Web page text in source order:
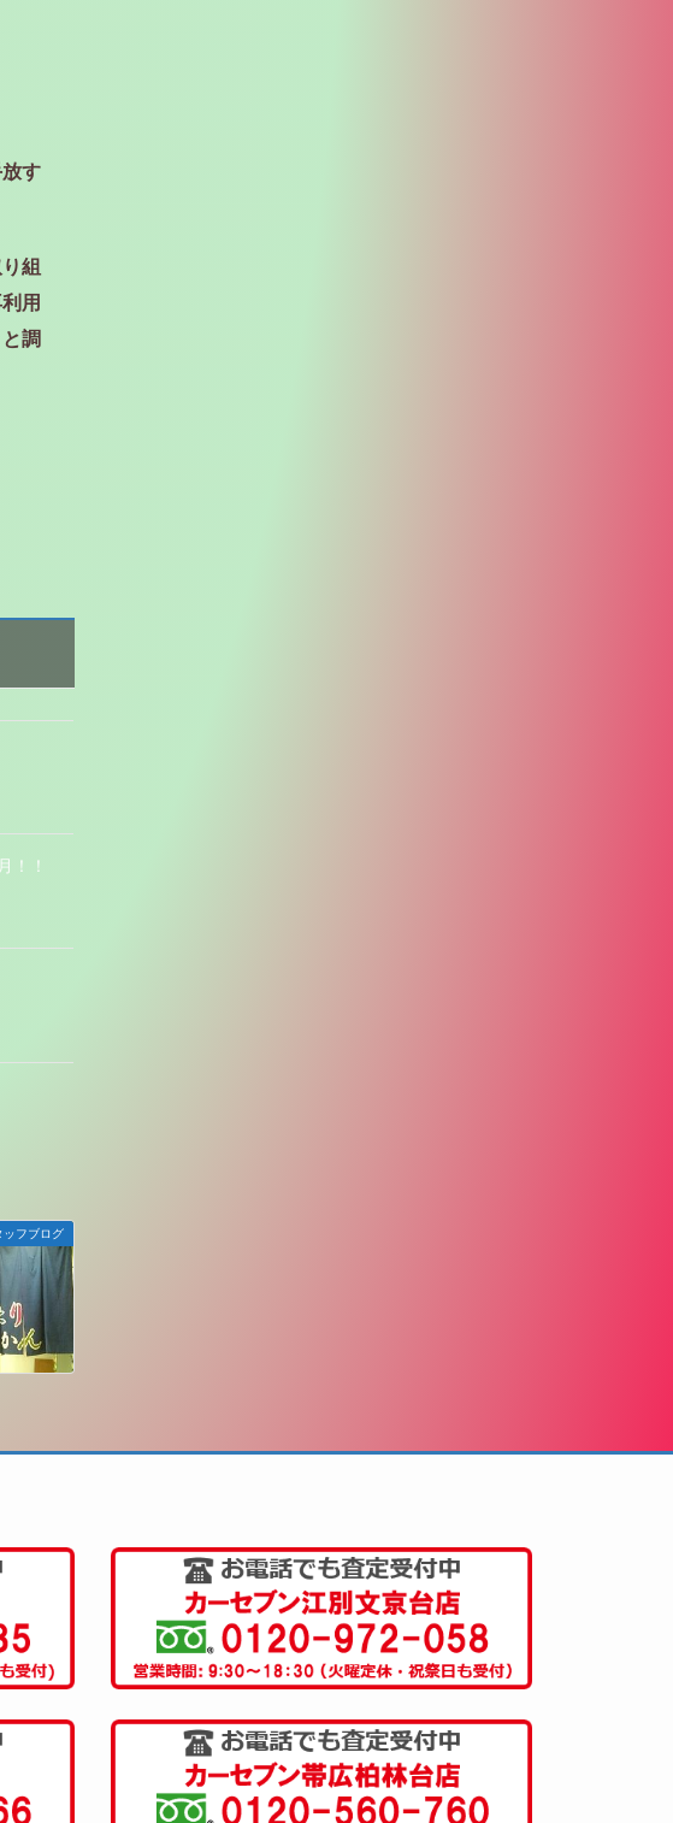
す
組
用
調
！！
ッフブログ